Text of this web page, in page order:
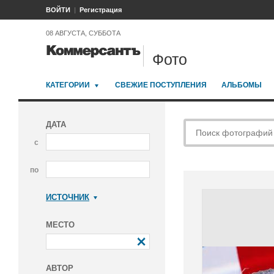
ВОЙТИ Регистрация
08 АВГУСТА, СУББОТА
Фото
КАТЕГОРИИ СВЕЖИЕ ПОСТУПЛЕНИЯ АЛЬБОМЫ
ДАТА
с
по
ИСТОЧНИК
МЕСТО
АВТОР